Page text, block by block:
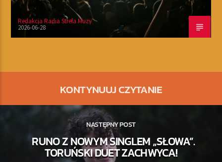
Redakcja Radia Strefa Muzy
2026-06-28
KONTYNUUJ CZYTANIE
NASTĘPNY POST
RUNO Z NOWYM SINGLEM „SŁOWA”.
TORUŃSKI DUET ZACHWYCA!